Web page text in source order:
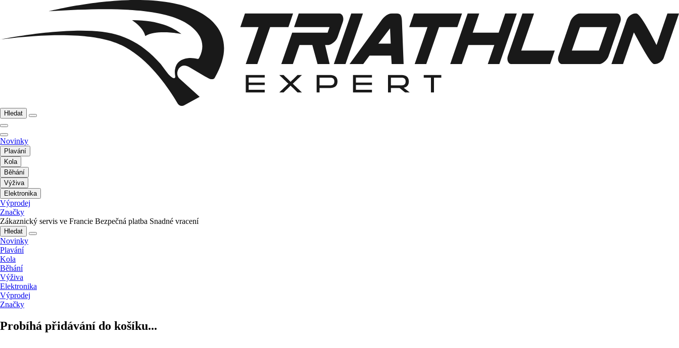
Hledat
Novinky
Plavání
Kola
Běhání
Výživa
Elektronika
Výprodej
Značky
Zákaznický servis ve Francie Bezpečná platba Snadné vracení
Hledat
Novinky
Plavání
Kola
Běhání
Výživa
Elektronika
Výprodej
Značky
Probíhá přidávání do košíku...